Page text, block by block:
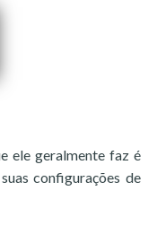
ele geralmente faz é
configurações de